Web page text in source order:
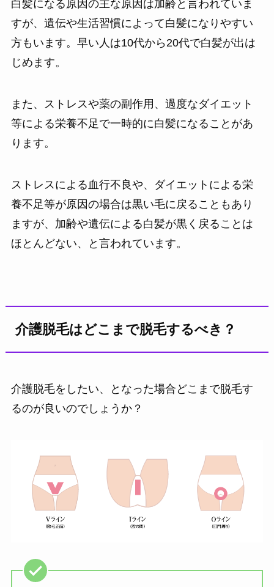
白髪になる原因の主な原因は加齢と言われていま
すが、遺伝や生活習慣によって白髪になりやすい
方もいます。早い人は10代から20代で白髪が出は
じめます。
また、ストレスや薬の副作用、過度なダイエット
等による栄養不足で一時的に白髪になることがあ
ります。
ストレスによる血行不良や、ダイエットによる栄
養不足等が原因の場合は黒い毛に戻ることもあり
ますが、加齢や遺伝による白髪が黒く戻ることは
ほとんどない、と言われています。
介護脱毛はどこまで脱毛するべき？
介護脱毛をしたい、となった場合どこまで脱毛す
るのが良いのでしょうか？